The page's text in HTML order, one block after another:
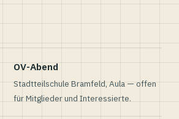
OV-Abend
Stadtteilschule Bramfeld, Aula — offen
für Mitglieder und Interessierte.